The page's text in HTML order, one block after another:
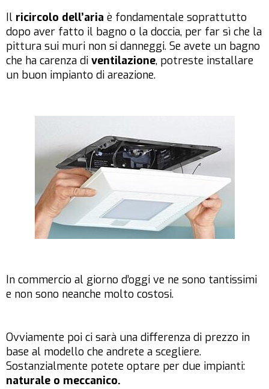
Il ricircolo dell’aria è fondamentale soprattutto
dopo aver fatto il bagno o la doccia, per far sì che la
pittura sui muri non si danneggi. Se avete un bagno
che ha carenza di ventilazione, potreste installare
un buon impianto di areazione.
In commercio al giorno d’oggi ve ne sono tantissimi
e non sono neanche molto costosi.
Ovviamente poi ci sarà una differenza di prezzo in
base al modello che andrete a scegliere.
Sostanzialmente potete optare per due impianti:
naturale o meccanico.